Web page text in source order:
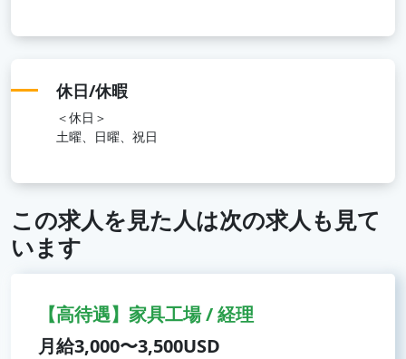
休日/休暇
＜休日＞
土曜、日曜、祝日
この求人を見た人は次の求人も見て
います
【高待遇】家具工場 / 経理
月給3,000〜3,500USD